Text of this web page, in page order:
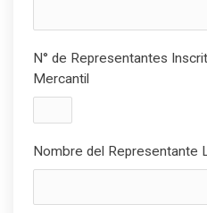
N° de Representantes
Mercantil
Nombre del Representante